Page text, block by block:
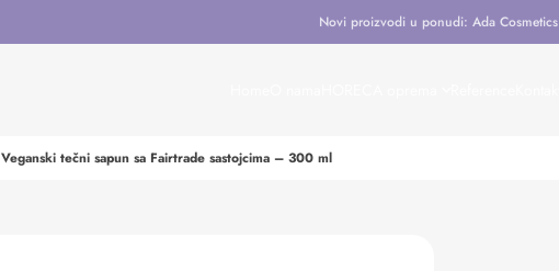
Novi proizvodi u ponudi: Ada Cosmetics
Veganski tečni sapun sa Fairtrade sastojcima – 300 ml